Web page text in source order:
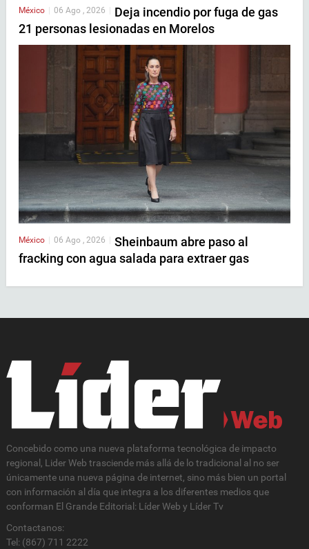
México 06 Ago , 2026
Deja incendio por fuga de gas
21 personas lesionadas en Morelos
México | 06 Ago , 2026 | Sheinbaum abre paso al
fracking con agua salada para extraer gas
Concebido como una nueva plataforma tecnológica de impacto
regional, Lider Web trasciende más allá de lo tradicional al no ser
únicamente una nueva página de internet, sino más bien un portal
con información al día que integra a los diferentes medios que
conforman El Grande Editorial: Líder Web y Líder Tv
Contactanos:
Tel: (867) 711 2222